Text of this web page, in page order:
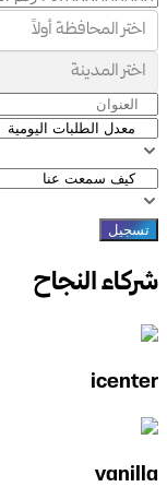
اختر المحافظة أولاً
اختر المدينة
تسجيل
شركاء النجاح
icenter
vanilla